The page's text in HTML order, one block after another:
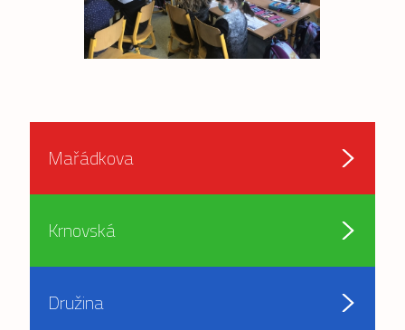
Mařádkova
Krnovská
Družina